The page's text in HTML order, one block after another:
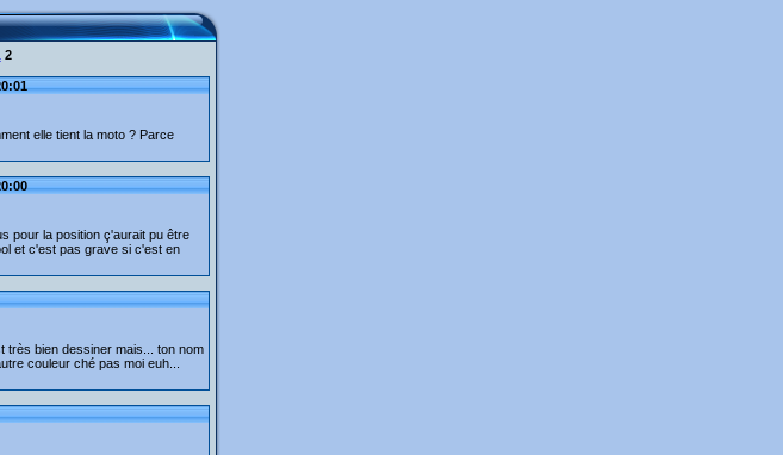
2
elle tient la moto ? Parce
pour la position ç'aurait pu être
et c'est pas grave si c'est en
bien dessiner mais... ton nom
couleur ché pas moi euh...